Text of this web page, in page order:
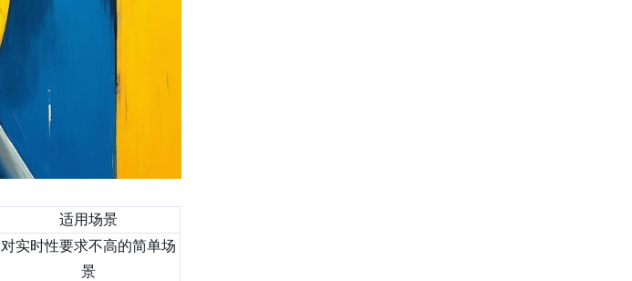
适用场景
对实时性要求不高的简单场
景